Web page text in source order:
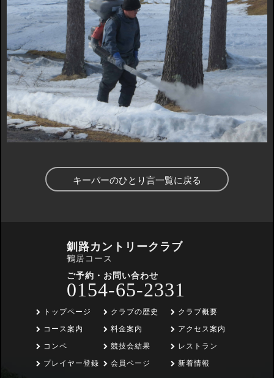
キーパーのひとり言一覧に戻る
釧路カントリークラブ
鶴居コース
ご予約・お問い合わせ
0154-65-2331
トップページ
コース案内
コンペ
プレイヤー登録
クラブの歴史
料金案内
競技会結果
会員ページ
クラブ概要
アクセス案内
レストラン
新着情報